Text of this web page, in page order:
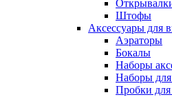
Штофы
Аксессуары для
Аэраторы
Бокалы
Наборы
Наборы
Пробки